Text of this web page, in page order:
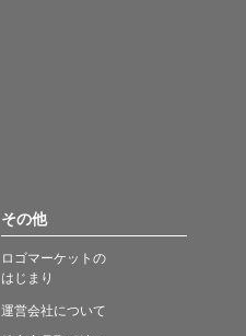
その他
ロゴマーケットの
はじまり
運営会社について